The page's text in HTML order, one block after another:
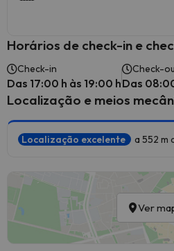
Horários de check-in e
Check-in
Das 17:00 h às 19:00 h
Check-
Das
Localização e meios
Localização excelente a 552 m
Ver